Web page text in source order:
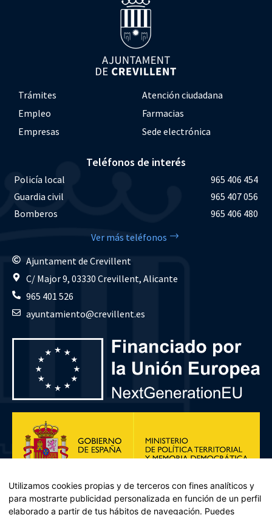
Trámites
Atención ciudadana
Empleo
Farmacias
Empresas
Sede electrónica
Teléfonos de interés
Policía local
965 406 454
Guardia civil
965 407 056
Bomberos
965 406 480
Ver más teléfonos
Ajuntament de Crevillent
C/ Major 9, 03330 Crevillent, Alicante
965 401 526
ayuntamiento@crevillent.es
Utilizamos cookies propias y de terceros con fines analíticos y
para mostrarte publicidad personalizada en función de un perfil
elaborado a partir de tus hábitos de navegación. Puedes